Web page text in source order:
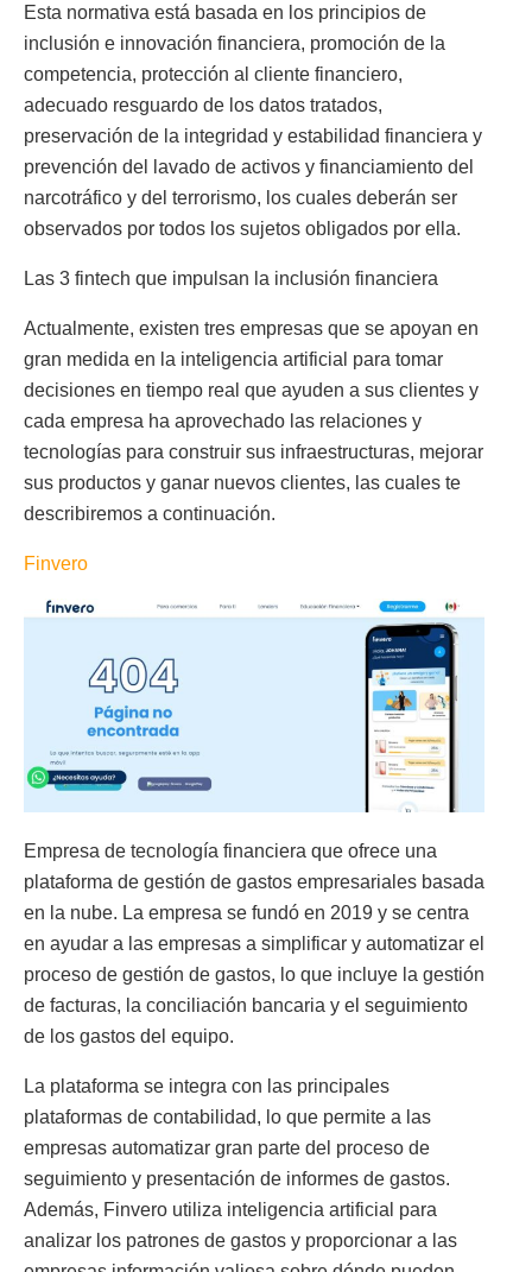
Esta normativa está basada en los principios de
inclusión e innovación financiera, promoción de la
competencia, protección al cliente financiero,
adecuado resguardo de los datos tratados,
preservación de la integridad y estabilidad financiera y
prevención del lavado de activos y financiamiento del
narcotráfico y del terrorismo, los cuales deberán ser
observados por todos los sujetos obligados por ella.
Las 3 fintech que impulsan la inclusión financiera
Actualmente, existen tres empresas que se apoyan en
gran medida en la inteligencia artificial para tomar
decisiones en tiempo real que ayuden a sus clientes y
cada empresa ha aprovechado las relaciones y
tecnologías para construir sus infraestructuras, mejorar
sus productos y ganar nuevos clientes, las cuales te
describiremos a continuación.
Finvero
Empresa de tecnología financiera que ofrece una
plataforma de gestión de gastos empresariales basada
en la nube. La empresa se fundó en 2019 y se centra
en ayudar a las empresas a simplificar y automatizar el
proceso de gestión de gastos, lo que incluye la gestión
de facturas, la conciliación bancaria y el seguimiento
de los gastos del equipo.
La plataforma se integra con las principales
plataformas de contabilidad, lo que permite a las
empresas automatizar gran parte del proceso de
seguimiento y presentación de informes de gastos.
Además, Finvero utiliza inteligencia artificial para
analizar los patrones de gastos y proporcionar a las